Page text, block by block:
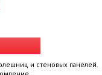
и стеновых панелей.